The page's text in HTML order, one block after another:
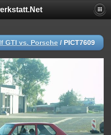
GTI vs. Porsche / PICT7609